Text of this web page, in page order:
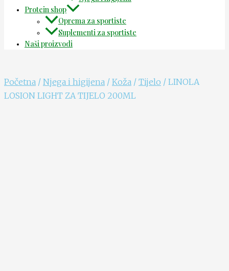
Protein shop
Oprema za sportiste
Suplementi za sportiste
Naši proizvodi
Početna / Njega i higijena / Koža / Tijelo / LINOLA
LOSION LIGHT ZA TIJELO 200ML